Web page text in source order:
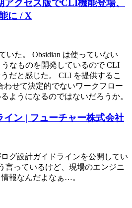
アクセス版でCLI機能登場、
に / X
いた。 Obsidian は使っていない
うなものを開発しているので CLI
だと感じた。 CLI を提供するこ
わせて決定的でないワークフロー
ようになるのではないだろうか。
イン | フューチャー株式会社
グ設計ガイドラインを公開してい
言っているけど、現場のエンジニ
報なんだよなぁ…。